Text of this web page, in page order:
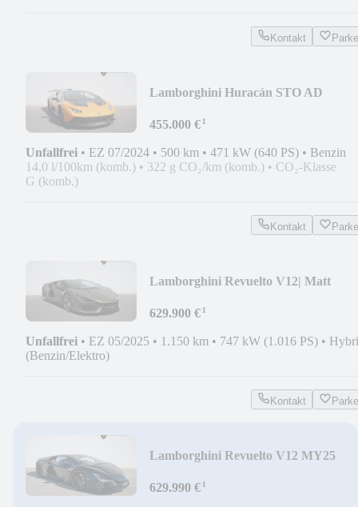
Kontakt
Lamborghini Huracán STO AD
LIFT
455.000 €¹
Unfallfrei • EZ 07/2024 • 500 km • 471 kW (640 PS) • Benzin
14,0 l/100km (komb.) • 322 g CO₂/km (komb.) • CO₂-Klasse
G (komb.)
Kontakt
Lamborghini Revuelto V12| Matt
629.900 €¹
Unfallfrei • EZ 05/2025 • 1.150 km • 747 kW (1.016 PS) •
(Benzin/Elektro)
Kontakt
Lamborghini Revuelto V12 MY25
DIS
629.990 €¹